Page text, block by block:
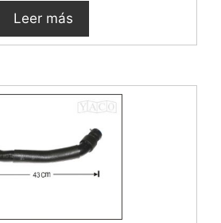
Leer más